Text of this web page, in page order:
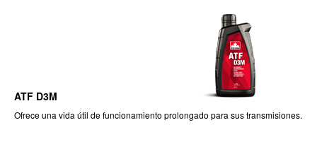
ATF D3M
Ofrece una vida útil de funcionamiento prolongado para sus transmisiones.